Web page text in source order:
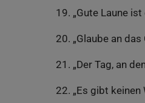
„Gute Laune
„Glaube an
„Der Tag, an
„Es gibt keinen